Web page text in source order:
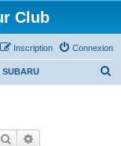
Club
Connexion
Inscription
Rechercher